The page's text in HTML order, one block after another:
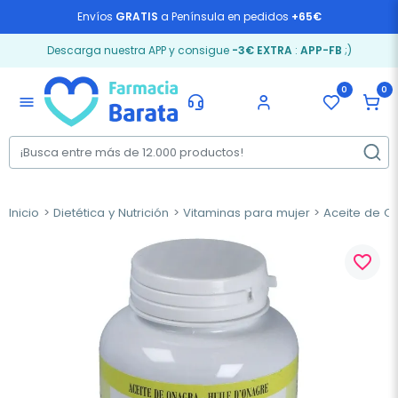
Envíos GRATIS a Península en pedidos +65€
Descarga nuestra APP y consigue -3€ EXTRA: APP-FB ;)
menu
0 0
Inicio Dietética y Nutrición Vitaminas para mujer Aceite de
favorite_border